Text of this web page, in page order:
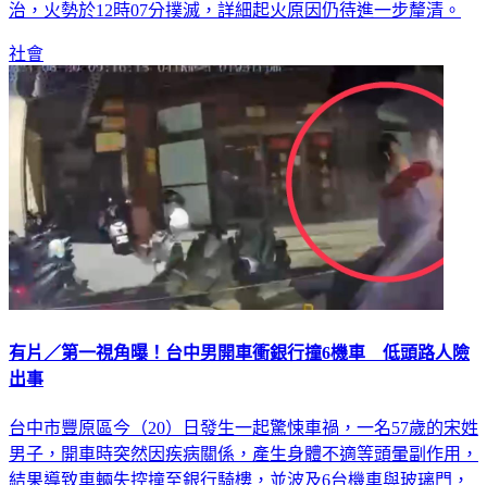
治，火勢於12時07分撲滅，詳細起火原因仍待進一步釐清。
社會
有片／第一視角曝！台中男開車衝銀行撞6機車 低頭路人險
出事
台中市豐原區今（20）日發生一起驚悚車禍，一名57歲的宋姓
男子，開車時突然因疾病關係，產生身體不適等頭暈副作用，
結果導致車輛失控撞至銀行騎樓，並波及6台機車與玻璃門，